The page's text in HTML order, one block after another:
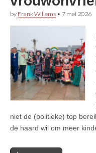
by Frank Willems • 7 mei 2026
niet de (politieke) top
de haard wil om meer